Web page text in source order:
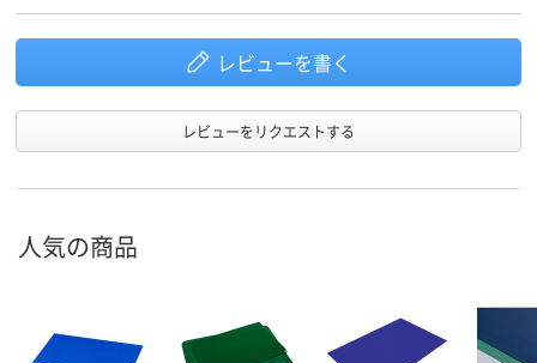
レビューを書く
レビューをリクエストする
人気の商品